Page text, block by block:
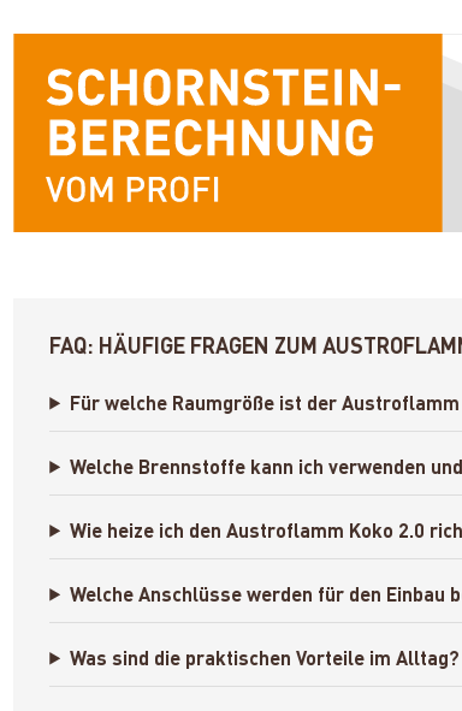
FAQ: HÄUFIGE FRAGEN ZUM
Für welche Raumgröße ist der
Welche Brennstoffe kann ich verwenden
Wie heize ich den Austroflamm Koko 2.0
Welche Anschlüsse werden für den Einbau
Was sind die praktischen Vorteile im Alltag?